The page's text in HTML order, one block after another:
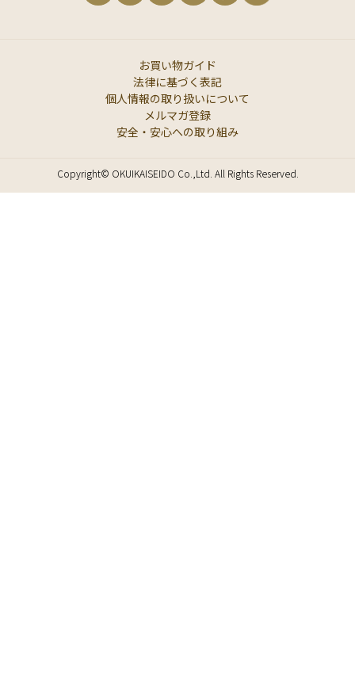
お買い物ガイド
法律に基づく表記
個人情報の取り扱いについて
メルマガ登録
安全・安心への取り組み
Copyright© OKUIKAISEIDO Co.,Ltd. All Rights Reserved.